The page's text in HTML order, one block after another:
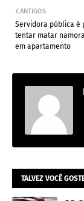
ANTIGOS
Servidora pública é
tentar matar
em apartamento
TALVEZ VOCÊ